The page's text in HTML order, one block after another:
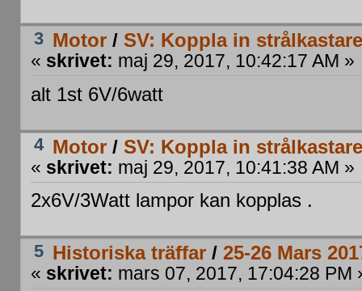
3 Motor / SV: Koppla in
« skrivet: maj 29, 2017, 10:42:17 AM »
alt 1st 6V/6watt
4 Motor /SV: Koppla in
« skrivet: maj 29, 2017, 10:41:38 AM »
2x6V/3Watt lampor kan kopplas .
5 Historiska träffar /25-26 Mars
« skrivet: mars 07, 2017, 17:04:28 PM